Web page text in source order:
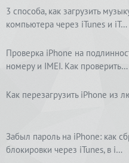
3 способа, как загрузить
компьютера через iTunes и iT…
Проверка iPhone на
номеру и IMEI. Как проверить…
Как перезагрузить iPhone из
Забыл пароль на iPhone: как
блокировки через iTunes, в i…